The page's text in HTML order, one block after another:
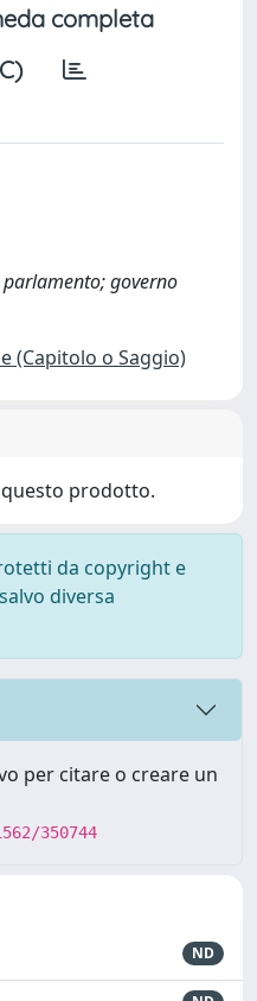
completa
governo
(Capitolo o Saggio)
prodotto.
da copyright e
diversa
per citare o creare un
350744
ND